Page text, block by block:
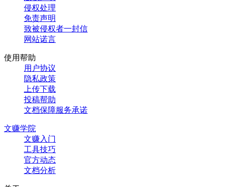
侵权处理
免责声明
致被侵权者一封信
网站诺言
使用帮助
用户协议
隐私政策
上传下载
投稿帮助
文档保障服务承诺
文赚学院
文赚入门
工具技巧
官方动态
文档分析